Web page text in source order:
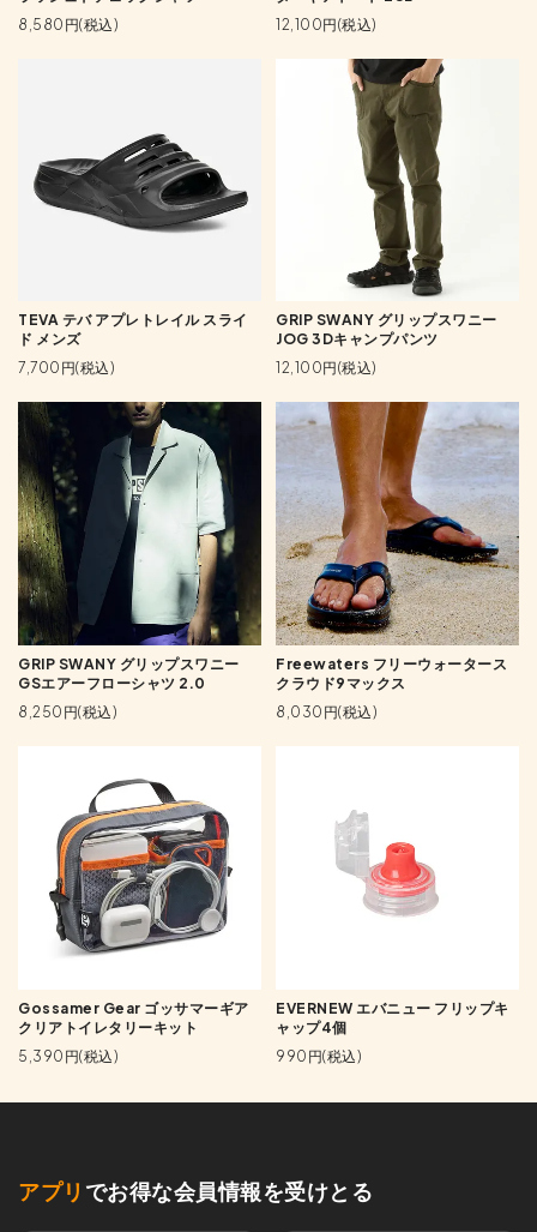
8,580円(税込)
12,100円(税込)
TEVA テバ アプレトレイル スライ
ド メンズ
7,700円(税込)
GRIP SWANY グリップスワニー
JOG 3Dキャンプパンツ
12,100円(税込)
GRIP SWANY グリップスワニー
GSエアーフローシャツ 2.0
8,250円(税込)
Freewaters フリーウォータース
クラウド9マックス
8,030円(税込)
Gossamer Gear ゴッサマーギア
クリアトイレタリーキット
5,390円(税込)
EVERNEW エバニュー フリップキ
ャップ4個
990円(税込)
アプリ でお得な会員情報を受けとる